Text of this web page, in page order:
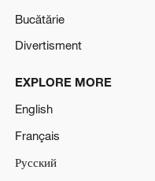
Bucătărie
Divertisment
EXPLORE MORE
English
Français
Русский